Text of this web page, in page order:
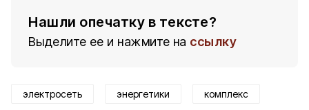
Нашли опечатку в тексте?
Выделите ее и нажмите на ссылку
электросеть энергетики комплекс